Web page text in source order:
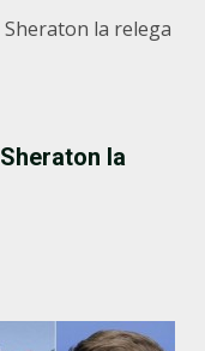
la relega
la